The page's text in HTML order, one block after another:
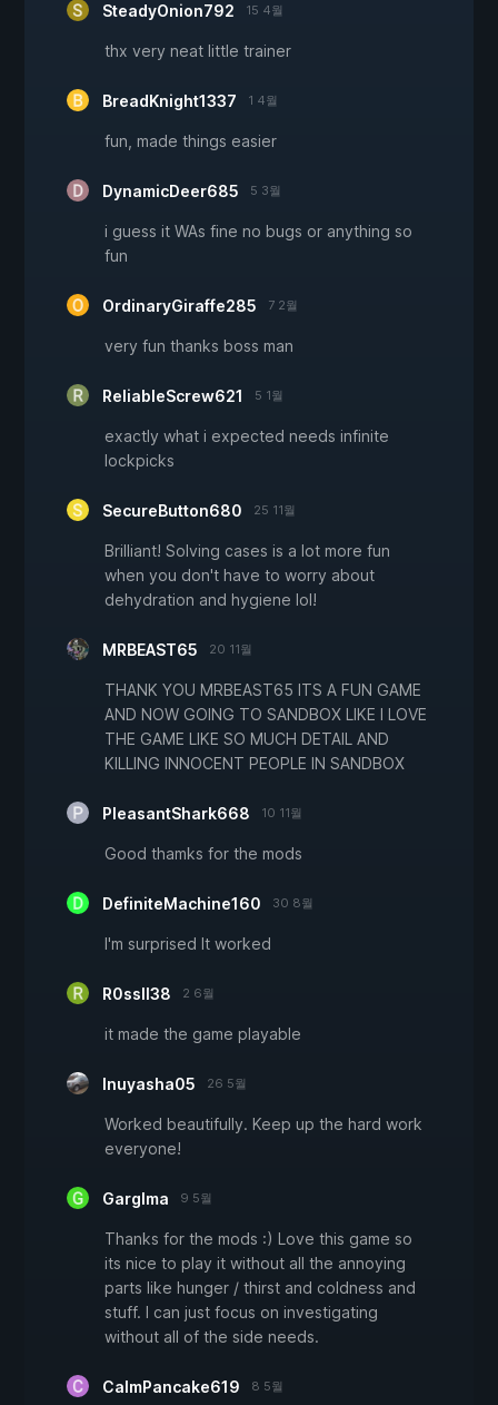
SteadyOnion792 15 4월
thx very neat little trainer
BreadKnight1337 1 4월
fun, made things easier
DynamicDeer685 5 3월
i guess it WAs fine no bugs or anything so
fun
OrdinaryGiraffe285 7 2월
very fun thanks boss man
ReliableScrew621 5 1월
exactly what i expected needs infinite
lockpicks
SecureButton680 25 11월
Brilliant! Solving cases is a lot more fun
when you don't have to worry about
dehydration and hygiene lol!
MRBEAST65 20 11월
THANK YOU MRBEAST65 ITS A FUN GAME
AND NOW GOING TO SANDBOX LIKE I LOVE
THE GAME LIKE SO MUCH DETAIL AND
KILLING INNOCENT PEOPLE IN SANDBOX
PleasantShark668 10 11월
Good thamks for the mods
DefiniteMachine160 30 8월
I'm surprised It worked
R0ssII38 2 6월
it made the game playable
Inuyasha05 26 5월
Worked beautifully. Keep up the hard work
everyone!
Garglma 9 5월
Thanks for the mods :) Love this game so
its nice to play it without all the annoying
parts like hunger / thirst and coldness and
stuff. I can just focus on investigating
without all of the side needs.
CalmPancake619 8 5월